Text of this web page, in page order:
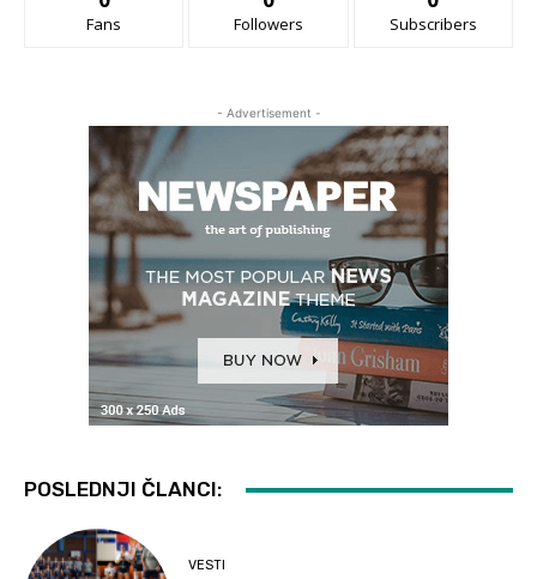
Fans Followers Subscribers
- Advertisement -
POSLEDNJI ČLANCI:
VESTI